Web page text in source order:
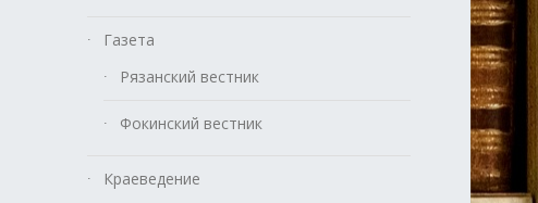
Газета
Рязанский вестник
Фокинский вестник
Краеведение